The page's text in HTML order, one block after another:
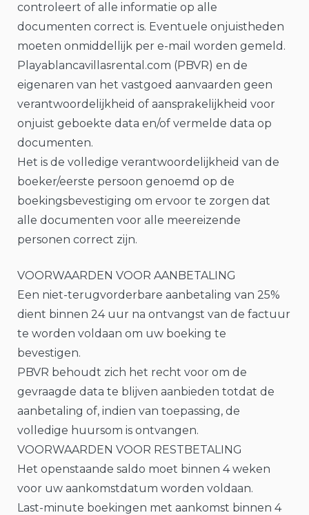
controleert of alle informatie op alle
documenten correct is. Eventuele onjuistheden
moeten onmiddellijk per e-mail worden gemeld.
Playablancavillasrental.com (PBVR) en de
eigenaren van het vastgoed aanvaarden geen
verantwoordelijkheid of aansprakelijkheid voor
onjuist geboekte data en/of vermelde data op
documenten.
Het is de volledige verantwoordelijkheid van de
boeker/eerste persoon genoemd op de
boekingsbevestiging om ervoor te zorgen dat
alle documenten voor alle meereizende
personen correct zijn.
VOORWAARDEN VOOR AANBETALING
Een niet-terugvorderbare aanbetaling van 25%
dient binnen 24 uur na ontvangst van de factuur
te worden voldaan om uw boeking te
bevestigen.
PBVR behoudt zich het recht voor om de
gevraagde data te blijven aanbieden totdat de
aanbetaling of, indien van toepassing, de
volledige huursom is ontvangen.
VOORWAARDEN VOOR RESTBETALING
Het openstaande saldo moet binnen 4 weken
voor uw aankomstdatum worden voldaan.
Last-minute boekingen met aankomst binnen 4